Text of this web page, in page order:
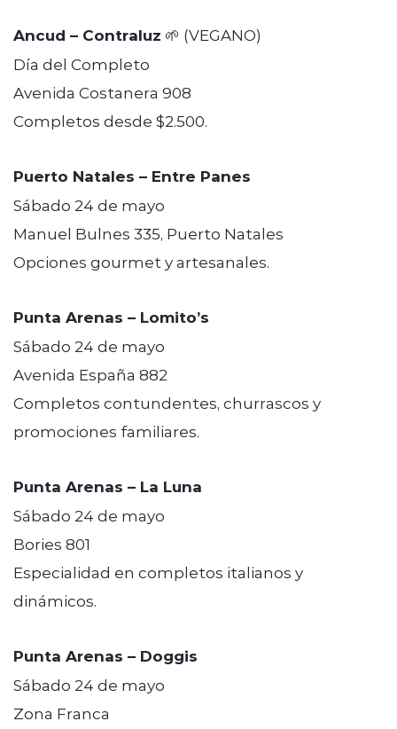
Ancud – Contraluz 🌱 (VEGANO)
Día del Completo
Avenida Costanera 908
Completos desde $2.500.
Puerto Natales – Entre Panes
Sábado 24 de mayo
Manuel Bulnes 335, Puerto Natales
Opciones gourmet y artesanales.
Punta Arenas – Lomito’s
Sábado 24 de mayo
Avenida España 882
Completos contundentes, churrascos y
promociones familiares.
Punta Arenas – La Luna
Sábado 24 de mayo
Bories 801
Especialidad en completos italianos y
dinámicos.
Punta Arenas – Doggis
Sábado 24 de mayo
Zona Franca